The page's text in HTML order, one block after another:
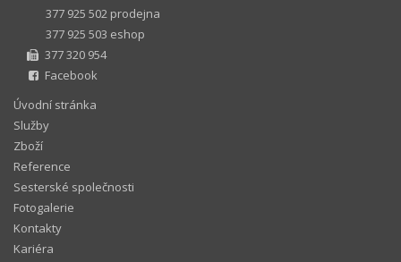
377 925 502 prodejna
377 925 503 eshop
377 320 954
Facebook
Úvodní stránka
Služby
Zboží
Reference
Sesterské společnosti
Fotogalerie
Kontakty
Kariéra